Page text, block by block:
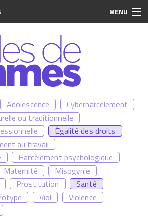
MENU
Adolescence
Cyberharcèlement
ou traditionnelle
Égalité des droits
au travail
Harcèlement psychologique
Maternité
Misogynie
Prostitution
Santé
Viol
Violence